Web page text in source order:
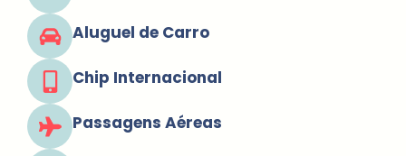
Aluguel de Carro
Chip Internacional
Passagens Aéreas